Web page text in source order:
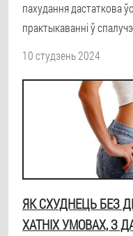
пахудання дастаткова
практыкаванні ў
10 студзень 2024
ЯК СХУДНЕЦЬ БЕЗ
ХАТНІХ УМОВАХ, З